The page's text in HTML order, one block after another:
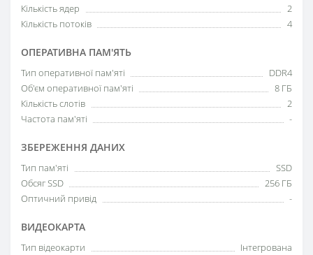
Кількість ядер
2
Кількість потоків
4
ОПЕРАТИВНА ПАМ'ЯТЬ
Тип оперативної пам'яті
DDR4
Об'єм оперативної пам'яті
8 ГБ
Кількість слотів
2
Частота пам'яті
-
ЗБЕРЕЖЕННЯ ДАНИХ
Тип пам'яті
SSD
Обсяг SSD
256 ГБ
Оптичний привід
-
ВИДЕОКАРТА
Тип відеокарти
Інтегрована